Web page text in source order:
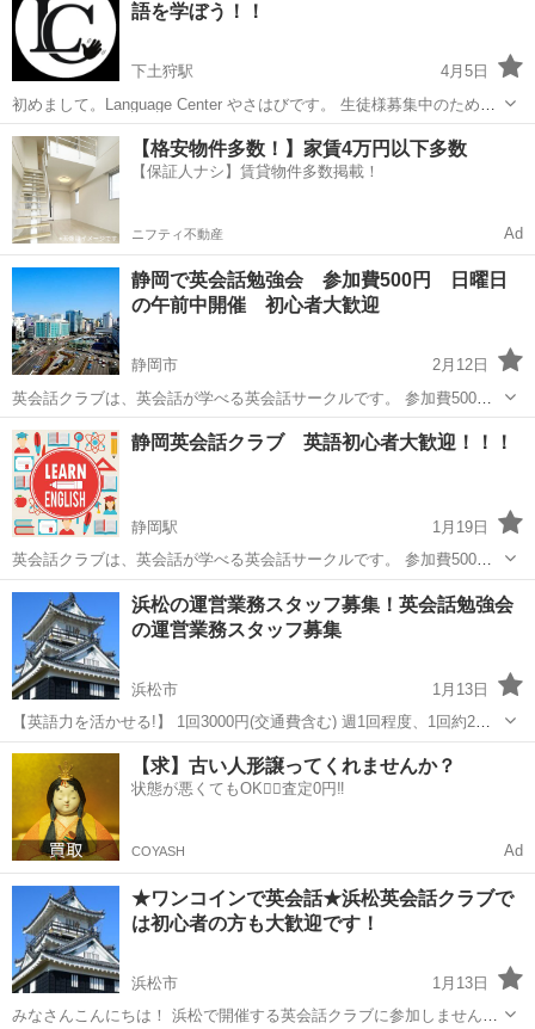
小学生のお子様に...語を学ぼう！！
下土狩駅
4月5日
初めまして。Language Center やさはびです。 生徒様募集中のため、
今回ジモティーに掲載させていただきます。 よろしくお願いいたしま
す。 特徴 入会費、年会費、教材費、更新費、施設管理費、事務...
静岡 駿東郡 下土狩駅 英会話 アラビア語
【格安物件多数！】家賃4万円以下多数
【保証人ナシ】賃貸物件多数掲載！
ニフティ不動産 Ad
静岡で英会話勉強会 参加費500円 日曜日
の午前中開催 初心者大歓迎
静岡市
2月12日
英会話クラブは、英会話が学べる英会話サークルです。 参加費500円
でお気軽に様々な方と英会話を学ぶことができます！ ビジネスマンや
ＯＬ、学生、主婦、シニアの方など様々な方がいらっしゃいます。
10:15よりアソカ幼稚園...
静岡 静岡市 英会話 クラブ
静岡英会話クラブ 英語初心者大歓迎！！！
静岡駅
1月19日
英会話クラブは、英会話が学べる英会話サークルです。 参加費500円
でたっぷり2時間英会話を学ぶことができます！ ビジネスマンやＯ
Ｌ、学生、主婦、シニアの方など様々な方がいらっしゃいます。 レベ
ル別に分かれてますので...
静岡 静岡市 静岡駅 英会話 クラブ
浜松の運営業務スタッフ募集！英会話勉強会
の運営業務スタッフ募集
浜松市
1月13日
【英語力を活かせる!】 1回3000円(交通費含む) 週1回程度、1回約2時
間 英語力のある方 浜松英会話勉強会の運営業務。1回2時間程度で、英
会話勉強会のMCをしていただきます。勤務地はその時々の勉強会...
静岡 浜松市 英会話
【求】古い人形譲ってくれませんか？
状態が悪くてもOK🙆‍♀️査定0円‼️
COYASH Ad
★ワンコインで英会話★浜松英会話クラブで
は初心者の方も大歓迎です！
浜松市
1月13日
みなさんこんにちは！ 浜松で開催する英会話クラブに参加しません